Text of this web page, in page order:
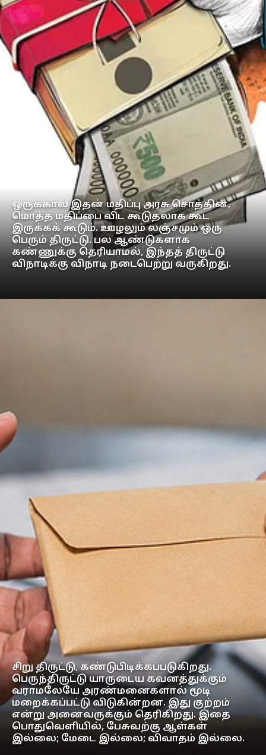
ஒருக்கால் இதன் மதிப்பு அரசு சொத்தின்,
மொத்த மதிப்பை விட கூடுதலாக கூட
இருக்கக் கூடும். ஊழலும் லஞ்சமும் ஒரு
பெரும் திருட்டு. பல ஆண்டுகளாக
கண்ணுக்கு தெரியாமல், இந்தத் திருட்டு
விநாடிக்கு விநாடி நடைபெற்று வருகிறது.
சிறு திருட்டு, கண்டுபிடிக்கப்படுகிறது.
பெருந்திருட்டு யாருடைய கவனத்துக்கும்
வராமலேயே அரண்மனைகளால் மூடி
மறைக்கப்பட்டு விடுகின்றன. இது குற்றம்
என்று அனைவருக்கும் தெரிகிறது. இதை
பொதுவெளியில், பேசுவற்கு ஆள்கள்
இல்லை; மேடை இல்லை; விவாதம் இல்லை.